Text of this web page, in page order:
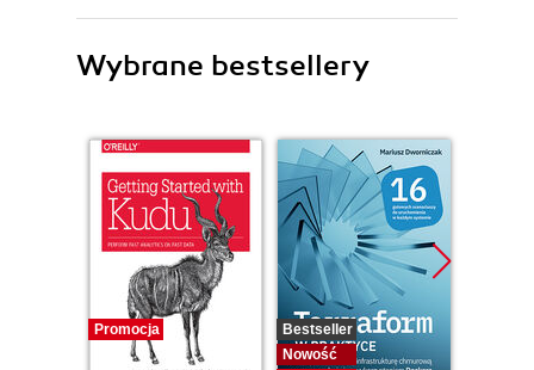
Wybrane bestsellery
Promocja
Bestseller
Nowość